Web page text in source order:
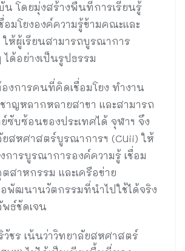
น โดยมุ่งสร้างพื้นที่การเรียนรู้
อมโยงองค์ความรู้ข้ามคณะและ
ให้ผู้เรียนสามารถบูรณาการ
ด้อย่างเป็นรูปธรรม
งการคนที่คิดเชื่อมโยง ทำงาน
าญหลากหลายสาขา และสามารถ
ซับซ้อนของประเทศได้ จุฬาฯ จึง
สหศาสตร์บูรณาการฯ (CUii) ให้
การบูรณาการองค์ความรู้ เชื่อม
สาหกรรม และเครือข่าย
พัฒนานวัตกรรมที่นำไปใช้ได้จริง
ธ์ชัดเจน
วัชร เน้นว่าวิทยาลัยสหศาสตร์